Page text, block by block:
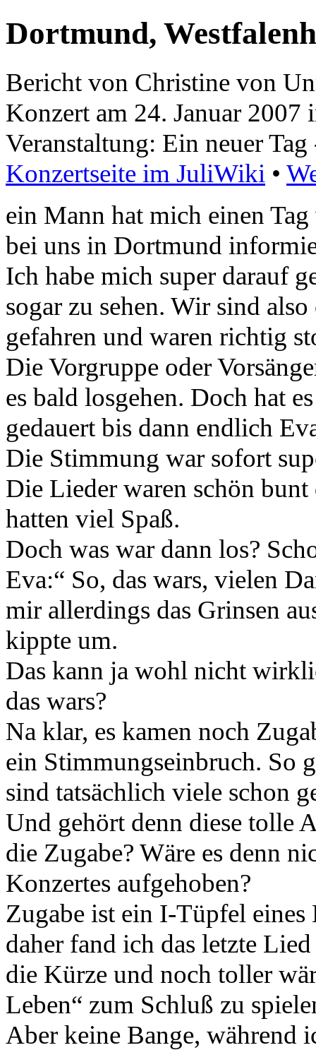
Dortmund,
Bericht von Christine von
Konzert am 24. Januar
Veranstaltung: Ein neuer
Konzertseite im JuliWiki •
ein Mann hat mich einen
bei uns in Dortmund
Ich habe mich super darauf
sogar zu sehen. Wir sind
gefahren und waren richtig
Die Vorgruppe oder
es bald losgehen. Doch hat
gedauert bis dann endlich
Die Stimmung war sofort
Die Lieder waren schön
hatten viel Spaß.
Doch was war dann los?
Eva:“ So, das wars, vielen
mir allerdings das Grinsen
kippte um.
Das kann ja wohl nicht
das wars?
Na klar, es kamen noch
ein Stimmungseinbruch. So
sind tatsächlich viele schon
Und gehört denn diese
die Zugabe? Wäre es denn
Konzertes aufgehoben?
Zugabe ist ein I-Tüpfel eines
daher fand ich das letzte
die Kürze und noch toller
Leben“ zum Schluß zu
Aber keine Bange, während